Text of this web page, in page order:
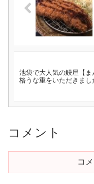
池袋で大人気の鰻屋【ま
格うな重をいただきまし
コメント
コ